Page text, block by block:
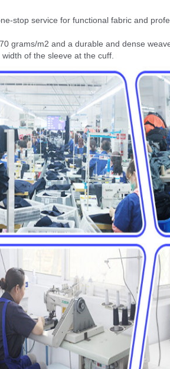
stop service for functional fabric and
grams/m2 and a durable and dense
of the sleeve at the cuff.